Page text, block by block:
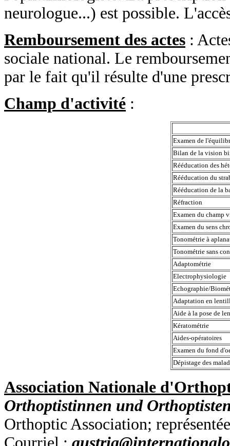
neurologue...) est possible.
Remboursement des actes :
sociale national. Le
par le fait qu'il résulte d'une
Champ d'activité :
Examen de
Bilan de la vision
Rééducation des
Rééducation du
Rééducation de la
Réfraction
Examen du champ
Examen du sens
Tonométrie à
Tonométrie sans
Adaptométrie
Electrophysiologie
Echographie/
Adaptation en
Aide à la pose de
Kératométrie
Aides-opératoires
Examen du fond
Dépistage des
Association Nationale
Orthoptistinnen und
Orthoptic Association;